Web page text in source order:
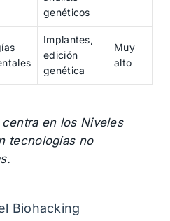
genéticos
Implantes,
edición
genética
Muy
alto
en los Niveles
tecnologías no
Biohacking